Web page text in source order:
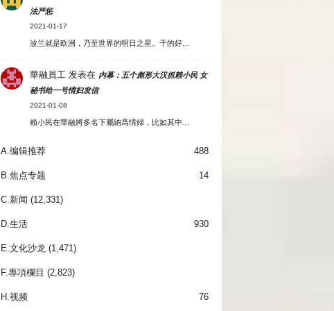
法严惩
2021-01-17
波兰就是欧洲，乃至世界的明日之星。干的好…
華融員工 发表在 内幕：五个彪形大汉抓赖小民 女
秘书给一号情妇发信
2021-01-08
賴小民在華融將多名下屬納爲情婦，比如其中…
A.编辑推荐 488
B.焦点专题 14
C.新闻 (12,331)
D.生活 930
E.文化沙龙 (1,471)
F.專項欄目 (2,823)
H.视频 76